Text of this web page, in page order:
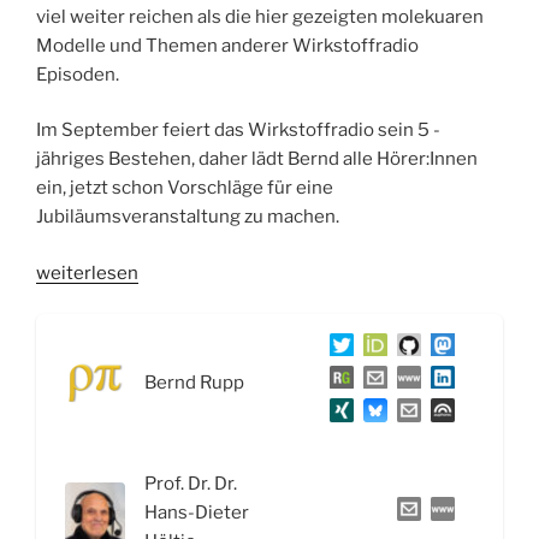
viel weiter reichen als die hier gezeigten molekuaren
Modelle und Themen anderer Wirkstoffradio
Episoden.
Im September feiert das Wirkstoffradio sein 5 -
jähriges Bestehen, daher lädt Bernd alle Hörer:Innen
ein, jetzt schon Vorschläge für eine
Jubiläumsveranstaltung zu machen.
„WSR061
Kanäle:
steuern“
weiterlesen
Bernd Rupp
Prof. Dr. Dr.
Hans-Dieter